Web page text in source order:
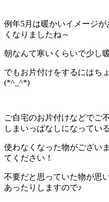
例年5月は暖かいイメージ
くなりましたね～
朝なんて寒いくらいで少し
でもお片付けをするにはち
(*^_^*)
ご自宅のお片付けなどでご
しまいっぱなしになってい
使わなくなった物がござい
てください！
不要だと思っていた物が思
あったりしますので♪